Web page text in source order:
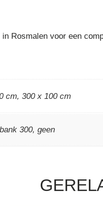
Rosmalen voor een
cm, 300 x 100 cm
bank 300, geen